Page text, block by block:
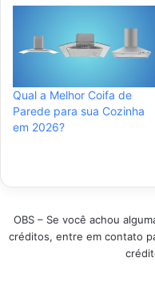
analisou os modelos
mais eficientes do
ambiente permaneça
livre de fumaça e
odores. Produtos em
Qual a Melhor Coifa de
Parede para sua Cozinha
em 2026?
OBS – Se você achou
créditos, entre em contato